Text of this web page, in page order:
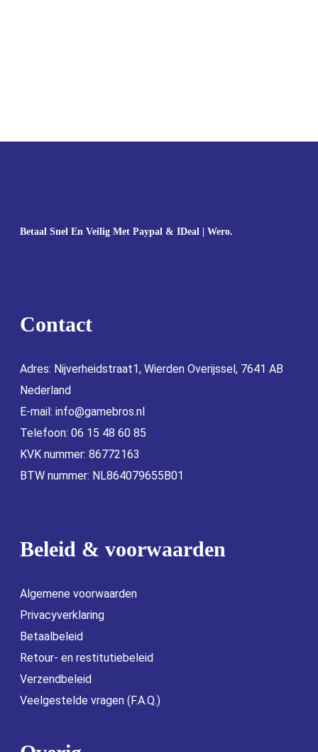
Betaal Snel En Veilig Met Paypal & IDeal | Wero.
Contact
Adres: Nijverheidstraat1, Wierden Overijssel, 7641 AB
Nederland
E-mail: info@gamebros.nl
Telefoon: 06 15 48 60 85
KVK nummer: 86772163
BTW nummer: NL864079655B01
Beleid & voorwaarden
Algemene voorwaarden
Privacyverklaring
Betaalbeleid
Retour- en restitutiebeleid
Verzendbeleid
Veelgestelde vragen (F.A.Q.)